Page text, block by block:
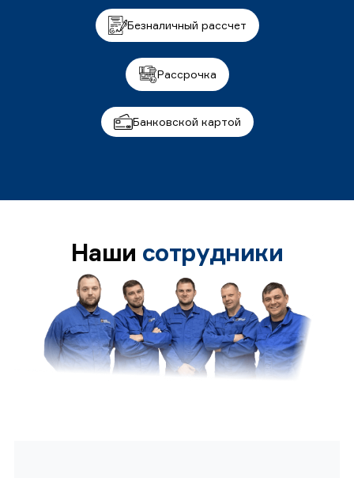
Безналичный рассчет
Рассрочка
Банковской картой
Наши сотрудники